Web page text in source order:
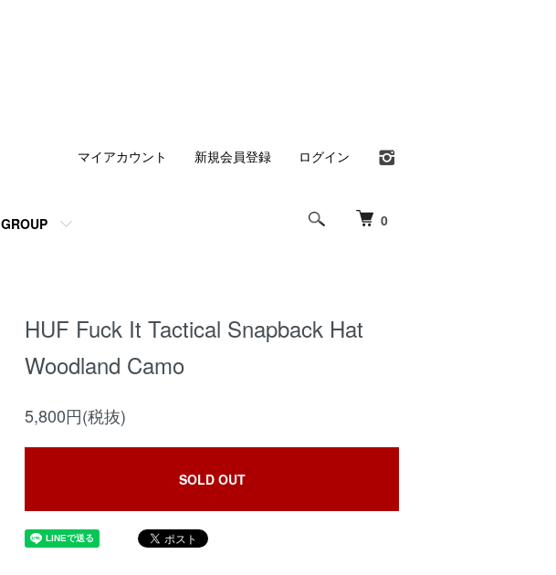
0
GROUP
マイアカウント 新規会員登録 ログイン
HUF Fuck It Tactical Snapback Hat
Woodland Camo
5,800円(税抜)
SOLD OUT